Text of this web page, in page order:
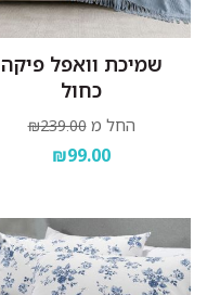
שמיכת וואפל פיקה
כחול
החל מ ₪239.00
₪99.00